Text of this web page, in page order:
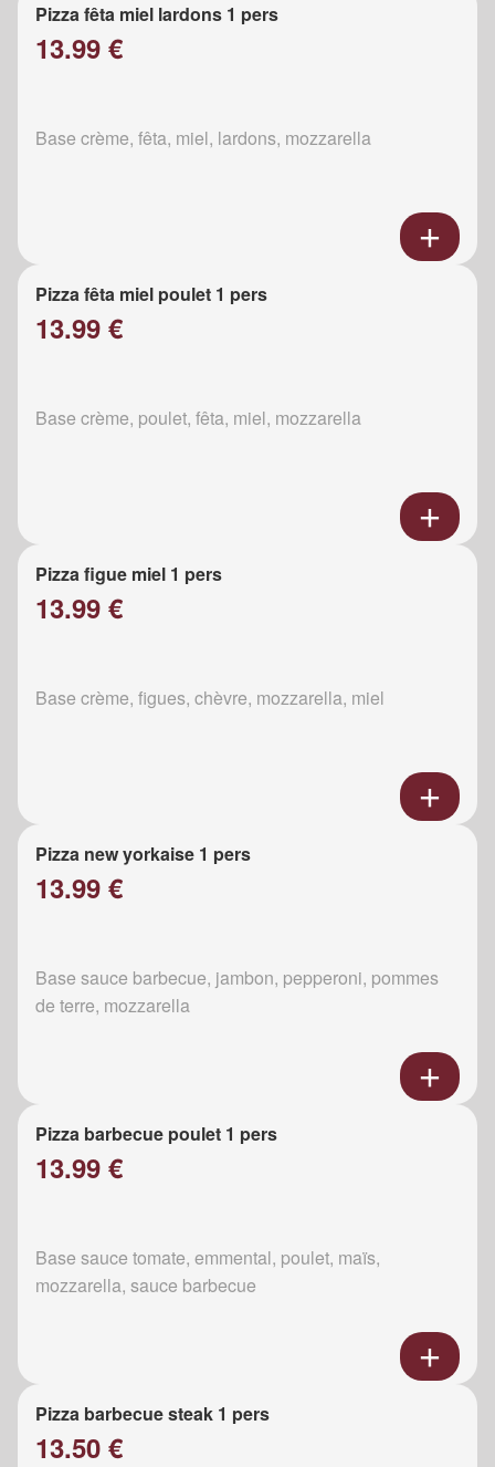
Pizza fêta miel lardons 1 pers
13.99 €
Base crème, fêta, miel, lardons, mozzarella
Pizza fêta miel poulet 1 pers
13.99 €
Base crème, poulet, fêta, miel, mozzarella
Pizza figue miel 1 pers
13.99 €
Base crème, figues, chèvre, mozzarella, miel
Pizza new yorkaise 1 pers
13.99 €
Base sauce barbecue, jambon, pepperoni, pommes
de terre, mozzarella
Pizza barbecue poulet 1 pers
13.99 €
Base sauce tomate, emmental, poulet, maïs,
mozzarella, sauce barbecue
Pizza barbecue steak 1 pers
13.50 €